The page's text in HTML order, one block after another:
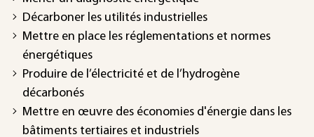
Décarboner les utilités industrielles
Mettre en place les réglementations et normes
énergétiques
Produire de l’électricité et de l’hydrogène
décarbonés
Mettre en œuvre des économies d'énergie dans les
bâtiments tertiaires et industriels